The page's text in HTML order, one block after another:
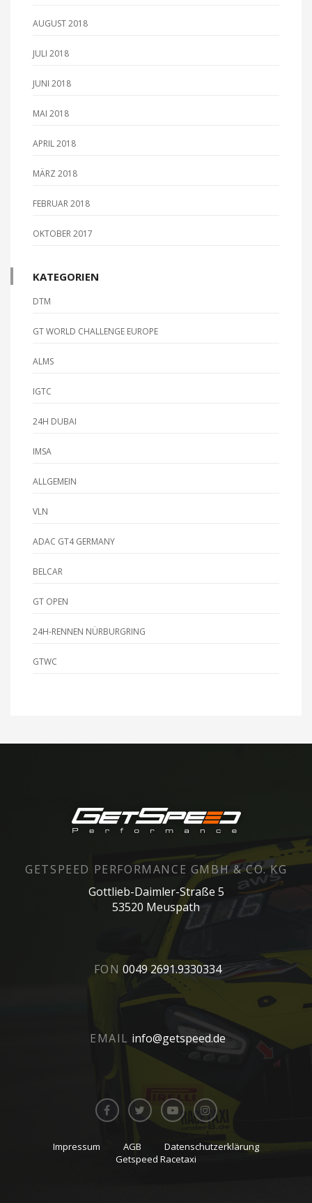
AUGUST 2018
JULI 2018
JUNI 2018
MAI 2018
APRIL 2018
MÄRZ 2018
FEBRUAR 2018
OKTOBER 2017
KATEGORIEN
DTM
GT WORLD CHALLENGE EUROPE
ALMS
IGTC
24H DUBAI
IMSA
ALLGEMEIN
VLN
ADAC GT4 GERMANY
BELCAR
GT OPEN
24H-RENNEN NÜRBURGRING
GTWC
GETSPEED PERFORMANCE GMBH & CO. KG
Gottlieb-Daimler-Straße 5
53520 Meuspath
FON 0049 2691.9330334
EMAIL info@getspeed.de
Impressum AGB
Datenschutzerklärung
Getspeed Racetaxi